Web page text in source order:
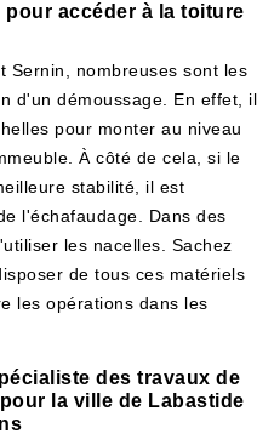
accéder à la toiture
Sernin, nombreuses sont les
d'un démoussage. En effet, il
pour monter au niveau
À côté de cela, si le
stabilité, il est
l'échafaudage. Dans des
les nacelles. Sachez
de tous ces matériels
les opérations dans les
des travaux de
la ville de Labastide